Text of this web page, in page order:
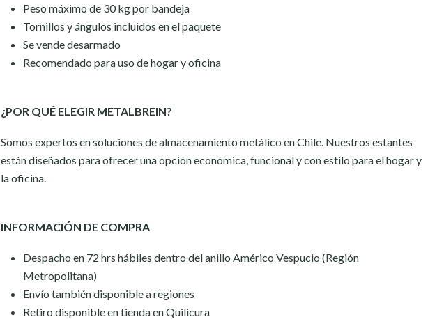
Peso máximo de 30 kg por bandeja
Tornillos y ángulos incluidos en el paquete
Se vende desarmado
Recomendado para uso de hogar y oficina
¿POR QUÉ ELEGIR METALBREIN?
Somos expertos en soluciones de almacenamiento metálico en Chile. Nuestros estantes
están diseñados para ofrecer una opción económica, funcional y con estilo para el hogar y
la oficina.
INFORMACIÓN DE COMPRA
Despacho en 72 hrs hábiles dentro del anillo Américo Vespucio (Región
Metropolitana)
Envío también disponible a regiones
Retiro disponible en tienda en Quilicura